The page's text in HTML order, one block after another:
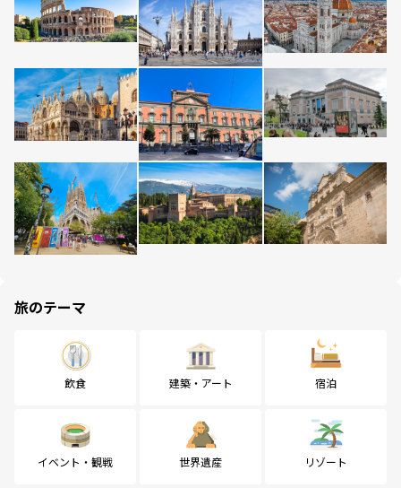
旅のテーマ
飲食 建築・アート 宿泊
イベント・観戦 世界遺産 リゾート